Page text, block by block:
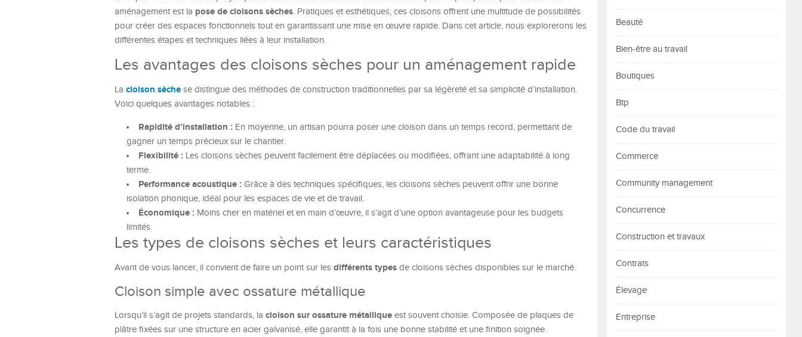
aménagement est la pose de cloisons sèches. Pratiques et esthétiques, ces cloisons offrent une multitude de possibilités
pour créer des espaces fonctionnels tout en garantissant une mise en œuvre rapide. Dans cet article, nous explorerons les
différentes étapes et techniques liées à leur installation.
Les avantages des cloisons sèches pour un aménagement rapide
La cloison sèche se distingue des méthodes de construction traditionnelles par sa légèreté et sa simplicité d’installation.
Voici quelques avantages notables :
Rapidité d’installation : En moyenne, un artisan pourra poser une cloison dans un temps record, permettant de
gagner un temps précieux sur le chantier.
Flexibilité : Les cloisons sèches peuvent facilement être déplacées ou modifiées, offrant une adaptabilité à long
terme.
Performance acoustique : Grâce à des techniques spécifiques, les cloisons sèches peuvent offrir une bonne
isolation phonique, idéal pour les espaces de vie et de travail.
Économique : Moins cher en matériel et en main d’œuvre, il s’agit d’une option avantageuse pour les budgets
limités.
Les types de cloisons sèches et leurs caractéristiques
Avant de vous lancer, il convient de faire un point sur les différents types de cloisons sèches disponibles sur le marché.
Cloison simple avec ossature métallique
Lorsqu’il s’agit de projets standards, la cloison sur ossature métallique est souvent choisie. Composée de plaques de
plâtre fixées sur une structure en acier galvanisé, elle garantit à la fois une bonne stabilité et une finition soignée.
Beauté
Bien-être au travail
Boutiques
Btp
Code du travail
Commerce
Community management
Concurrence
Construction et travaux
Contrats
Élevage
Entreprise